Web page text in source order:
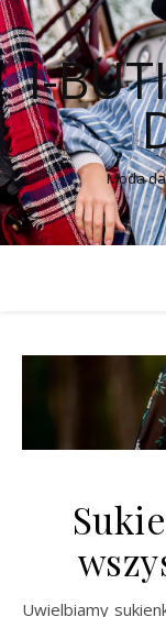
I-
Moda
Uwielbiamy sukienki w kwiaty i z chęcią nosimy je podczas